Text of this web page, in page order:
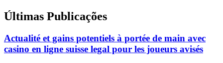
Últimas Publicações
Actualité et gains potentiels à portée de main avec
casino en ligne suisse legal pour les joueurs avisés